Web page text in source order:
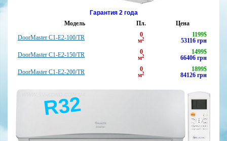
Гарантия 2 года
Модель
Пл.
Цена
DoorMaster C1-E2-100/TR
0
м2
1199$
53116 грн
DoorMaster C1-E2-150/TR
0
м2
1499$
66406 грн
DoorMaster C1-E2-200/TR
0
м2
1899$
84126 грн
R32